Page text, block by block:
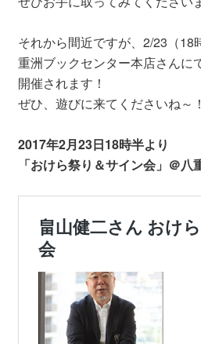
それから間近ですが、2/23（18
重洲ブックセンター本店さんに
開催されます！
ぜひ、遊びに来てくださいね～！
2017年2月23日18時半より
「おけら祭り＆サイン会」＠